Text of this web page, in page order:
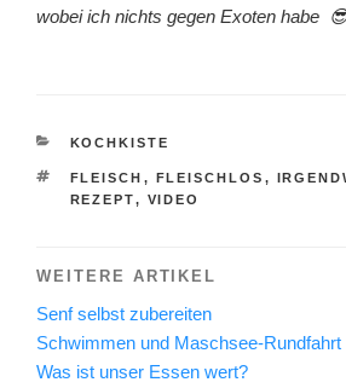
wobei ich nichts gegen Exoten habe
KATEGORIEN
KOCHKISTE
SCHLAGWÖRTER
FLEISCH , FLEISCHLOS ,
REZEPT, VIDEO
WEITERE ARTIKEL
Senf selbst zubereiten
Schwimmen und Maschsee-Rundfahrt
Was ist unser Essen wert?